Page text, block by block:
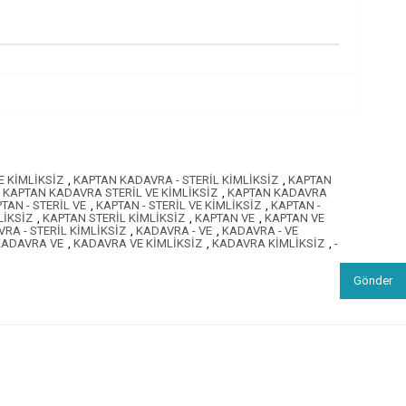
KİMLİKSİZ , KAPTAN KADAVRA - STERİL KİMLİKSİZ , KAPTAN
KAPTAN KADAVRA STERİL VE KİMLİKSİZ , KAPTAN KADAVRA
- STERİL VE , KAPTAN - STERİL VE KİMLİKSİZ , KAPTAN -
, KAPTAN STERİL KİMLİKSİZ , KAPTAN VE , KAPTAN VE
- STERİL KİMLİKSİZ , KADAVRA - VE , KADAVRA - VE
VE , KADAVRA VE KİMLİKSİZ , KADAVRA KİMLİKSİZ , -
Gönder